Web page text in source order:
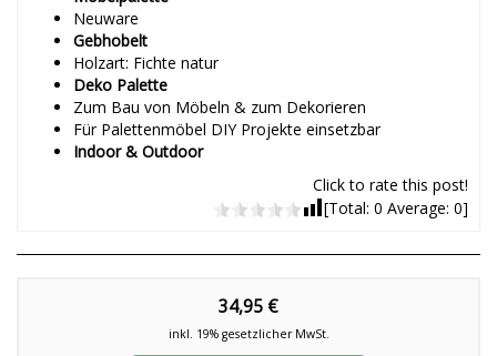
Neuware
Gebhobelt
Holzart: Fichte natur
Deko Palette
Zum Bau von Möbeln & zum Dekorieren
Für Palettenmöbel DIY Projekte einsetzbar
Indoor & Outdoor
Click to rate this post!
[Total: 0 Average: 0]
34,95 €
inkl. 19% gesetzlicher MwSt.